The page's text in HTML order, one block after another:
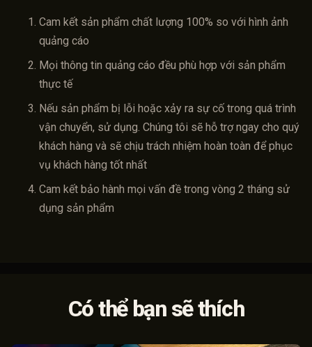
Cam kết sản phẩm chất lượng 100% so với hình ảnh
quảng cáo
Mọi thông tin quảng cáo đều phù hợp với sản phẩm
thực tế
Nếu sản phẩm bị lỗi hoặc xảy ra sự cố trong quá trình
vận chuyển, sử dụng. Chúng tôi sẽ hỗ trợ ngay cho quý
khách hàng và sẽ chịu trách nhiệm hoàn toàn để phục
vụ khách hàng tốt nhất
Cam kết bảo hành mọi vấn đề trong vòng 2 tháng sử
dụng sản phẩm
Có thể bạn sẽ thích